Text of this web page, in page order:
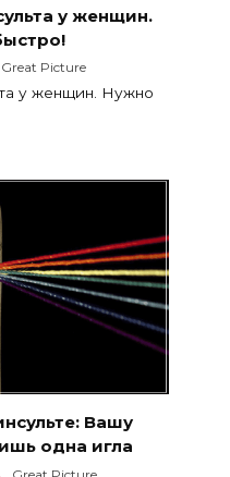
у женщин.
Great Picture
у женщин. Нужно
Вашу
одна игла